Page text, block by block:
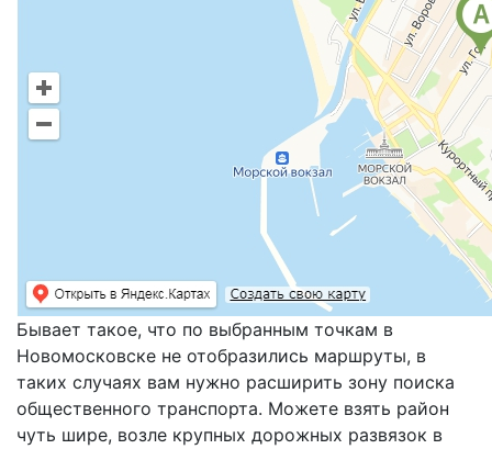
Бывает такое, что по выбранным точкам в
Новомосковске не отобразились маршруты, в
таких случаях вам нужно расширить зону поиска
общественного транспорта. Можете взять район
чуть шире, возле крупных дорожных развязок в